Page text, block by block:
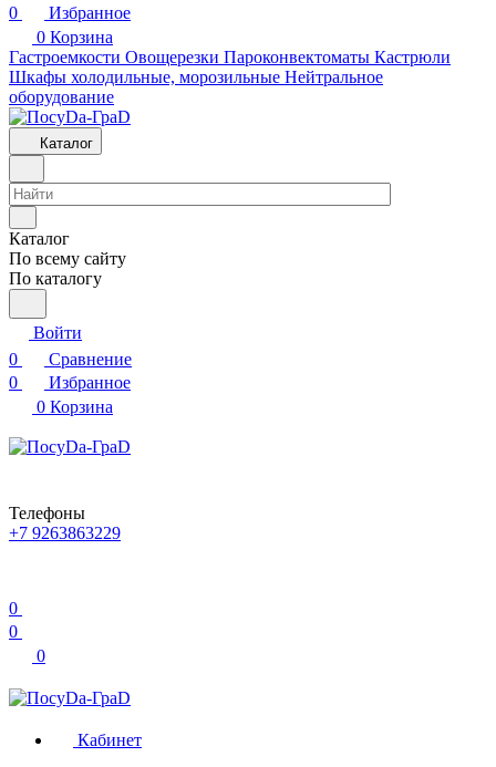
0
Избранное
0 Корзина
Гастроемкости Овощерезки Пароконвектоматы Кастрюли
Шкафы холодильные, морозильные Нейтральное
оборудование
Каталог
Каталог
По всему сайту
По каталогу
Войти
0
Сравнение
0
Избранное
0 Корзина
Телефоны
+7 9263863229
0
0
0
Кабинет